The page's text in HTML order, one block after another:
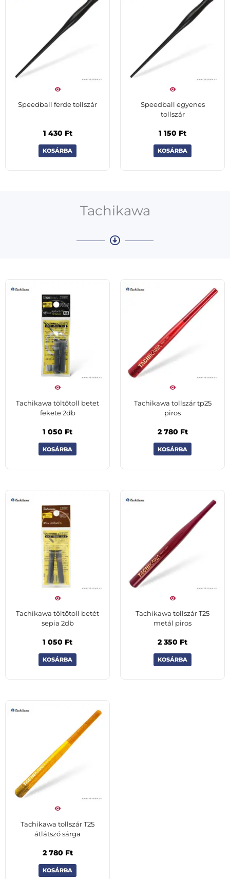
Speedball ferde tollszár
1 430 Ft
KOSÁRBA
Speedball egyenes
tollszár
1 150 Ft
KOSÁRBA
Tachikawa
Tachikawa töltőtoll betet
fekete 2db
1 050 Ft
KOSÁRBA
Tachikawa tollszár tp25
piros
2 780 Ft
KOSÁRBA
Tachikawa töltőtoll betét
sepia 2db
1 050 Ft
KOSÁRBA
Tachikawa tollszár T25
metál piros
2 350 Ft
KOSÁRBA
Tachikawa tollszár T25
átlátszó sárga
2 780 Ft
KOSÁRBA